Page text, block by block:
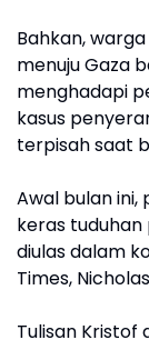
Bahkan,
menuju Gaza
menghadapi
kasus
terpisah saat
Awal bulan
keras
diulas dalam
Times,
Tulisan Kristof